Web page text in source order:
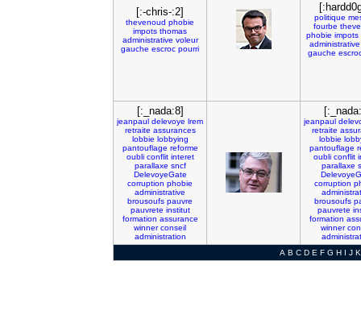
[:-chris-:2]
thevenoud phobie
impots thomas
administrative voleur
gauche escroc pourri
politique
fourbe
phobie impots
administrative
gauche
[:_nada:8]
jeanpaul delevoye lrem
retraite assurances
lobbie lobbying
pantouflage reforme
oubli conflit interet
parallaxe sncf
DelevoyeGate
corruption phobie
administrative
brousoufs pauvre
pauvrete institut
formation assurance
winner conseil
administration
jeanpaul
retraite
lobbie
pantouflage
oubli conflit
parallaxe
corruption
brousoufs
pauvrete
formation
winner
A B C D E F G H I J K